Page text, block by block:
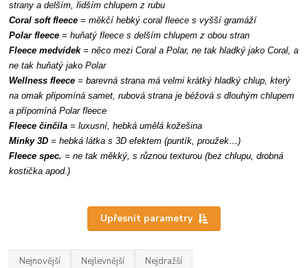
strany a delším, řidším chlupem z rubu
Coral soft fleece = měkčí hebký coral fleece s vyšší gramáží
Polar fleece = huňatý fleece s delším chlupem z obou stran
Fleecemedvídek= něco mezi Coral a Polar, ne tak hladký jako Coral, a
ne tak huňatý jako Polar
Wellness fleece = barevná strana má velmi krátký hladký chlup,který
na omak připomíná samet, rubová strana je béžová s dlouhým chlupem
a přípomíná Polar fleece
Fleece činčila = luxusní, hebká umělá kožešina
Minky 3D= hebká látka s 3D efektem (puntík, proužek…)
Fleece spec. = ne tak měkký, s různou texturou (bez chlupu, drobná
kostička apod.)
Upřesnit parametry
Nejnovější Nejlevnější Nejdražší